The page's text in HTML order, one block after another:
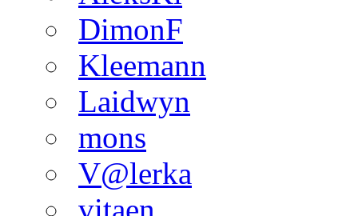
DimonF
Kleemann
Laidwyn
mons
V@lerka